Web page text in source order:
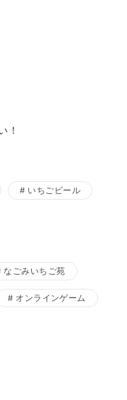
！
いちごビール
なごみいちご苑
オンラインゲーム